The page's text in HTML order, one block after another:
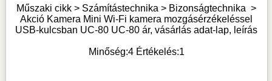
Műszaki cikk > Számítástechnika > Bizonságtechnika >
Akció Kamera Mini Wi-Fi kamera mozgásérzékeléssel
USB-kulcsban UC-80 UC-80 ár, vásárlás adat-lap, leírás
Minőség:4Értékelés:1